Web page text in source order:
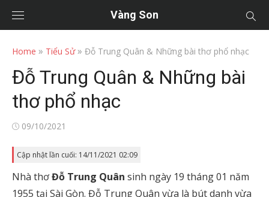
Vàng Son
Home » Tiểu Sử» Đỗ Trung Quân & Những bài thơ phổ nhạc
Đỗ Trung Quân & Những bài
thơ phổ nhạc
Posted
09/10/2021
Cập nhật lần cuối: 14/11/2021 02:09
Nhà thơĐỗ Trung Quân sinh ngày 19 tháng 01 năm
1955 tại Sài Gòn. Đỗ Trung Quân vừa là bút danh vừa